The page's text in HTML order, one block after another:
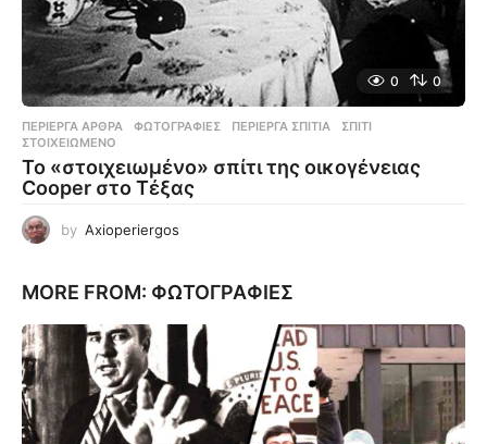
0 0
ΠΕΡΊΕΡΓΑ ΆΡΘΡΑ ,ΦΩΤΟΓΡΑΦΊΕΣ ΠΕΡΊΕΡΓΑ ΣΠΊΤΙΑ ,ΣΠΊΤΙ
ΣΤΟΙΧΕΙΩΜΈΝΟ
Το «στοιχειωμένο» σπίτι της οικογένειας
Cooper στο Τέξας
by Axioperiergos
MORE FROM: ΦΩΤΟΓΡΑΦΊΕΣ